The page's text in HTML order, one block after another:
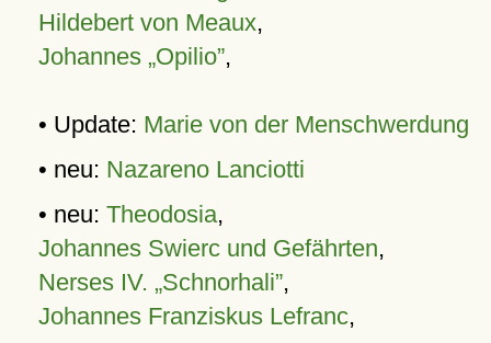
Hildebert von Meaux,
Johannes „Opilio”,
• Update: Marie von der Menschwerdung
• neu: Nazareno Lanciotti
• neu: Theodosia,
Johannes Swierc und Gefährten,
Nerses IV. „Schnorhali”,
Johannes Franziskus Lefranc,